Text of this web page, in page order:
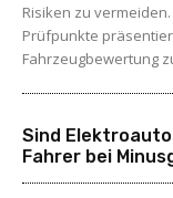
Risiken zu
Prüfpunkte
Fahrzeugbewertung
Sind
Fahrer bei